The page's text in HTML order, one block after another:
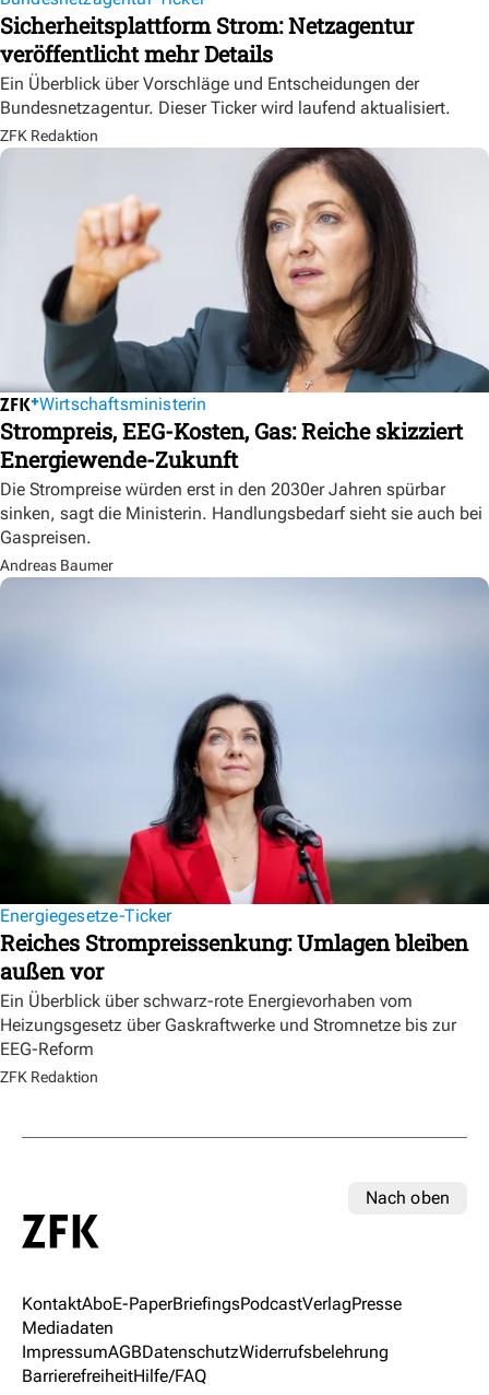
Sicherheitsplattform Strom: Netzagentur
veröffentlicht mehr Details
Ein Überblick über Vorschläge und Entscheidungen der
Bundesnetzagentur. Dieser Ticker wird laufend aktualisiert.
ZFK Redaktion
Wirtschaftsministerin
Strompreis, EEG-Kosten, Gas: Reiche skizziert
Energiewende-Zukunft
Die Strompreise würden erst in den 2030er Jahren spürbar
sinken, sagt die Ministerin. Handlungsbedarf sieht sie auch bei
Gaspreisen.
Andreas Baumer
Energiegesetze-Ticker
Reiches Strompreissenkung: Umlagen bleiben
außen vor
Ein Überblick über schwarz-rote Energievorhaben vom
Heizungsgesetz über Gaskraftwerke und Stromnetze bis zur
EEG-Reform
ZFK Redaktion
Nach oben
KontaktAboE-PaperBriefingsPodcastVerlagPresse
Mediadaten
ImpressumAGBDatenschutzWiderrufsbelehrung
BarrierefreiheitHilfe/FAQ